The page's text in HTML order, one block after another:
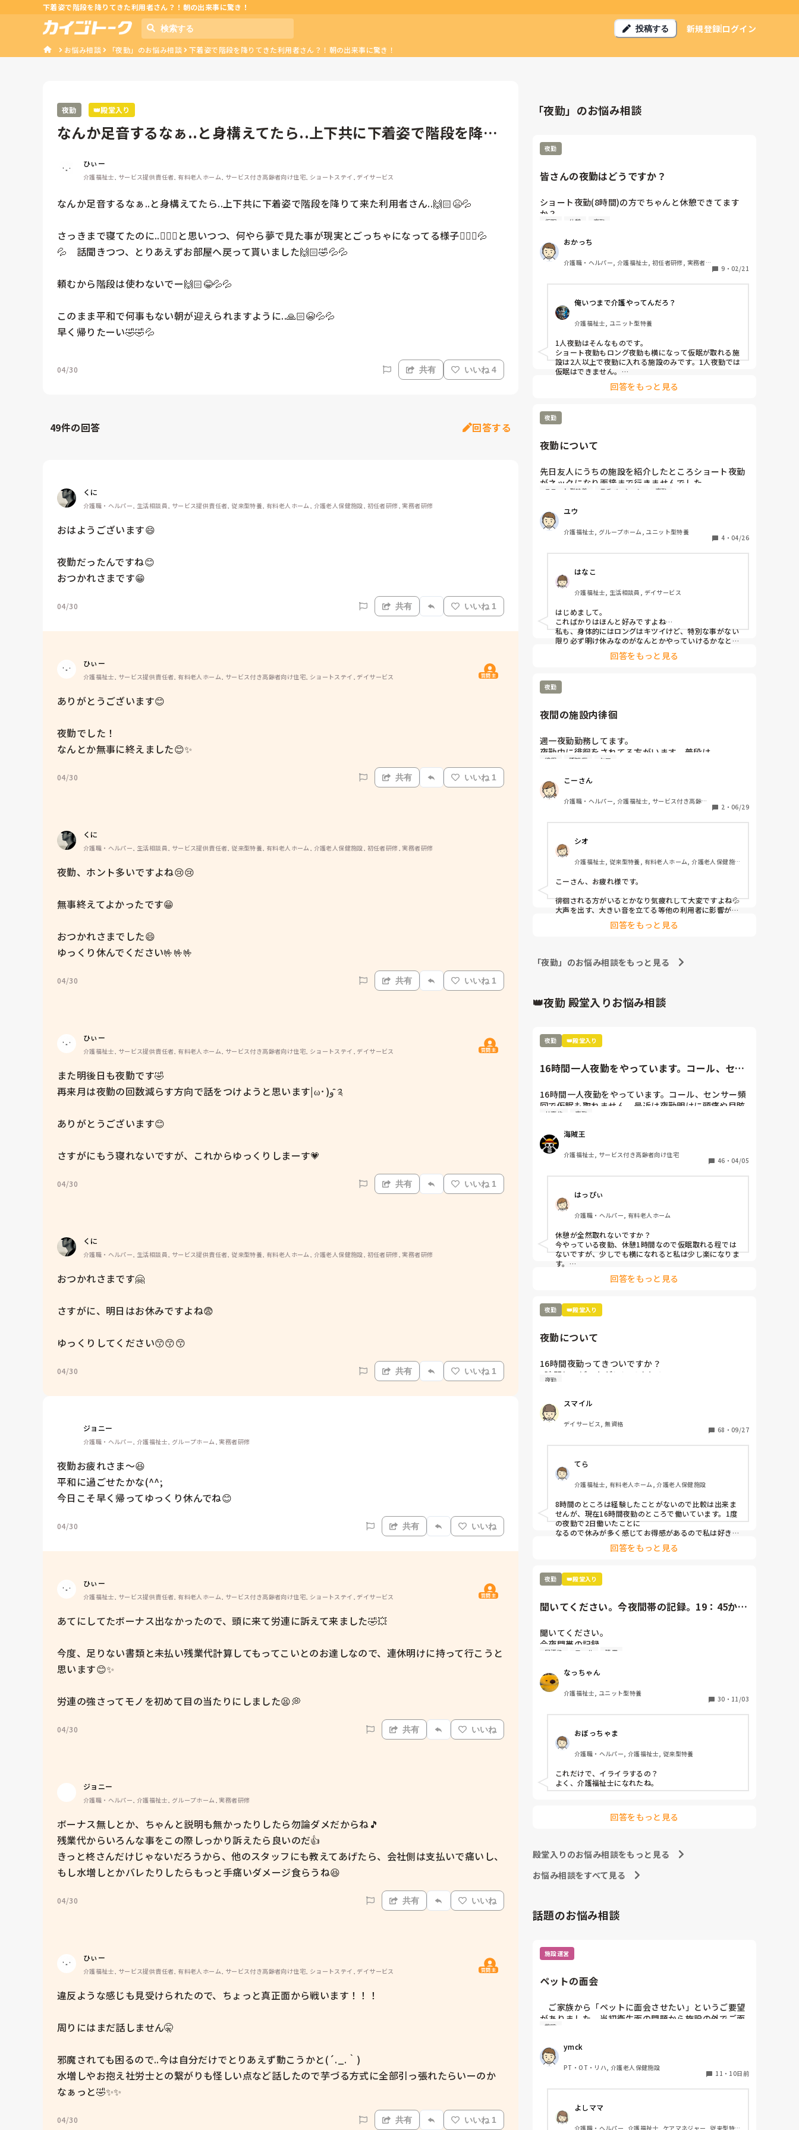
下着姿で階段を降りてきた利用者さん？！朝の出来事に驚き！
投稿する 新規登録ログイン
お悩み相談 「夜勤」のお悩み相談 下着姿で階段を降りてきた利用者さん？！朝の出来事に驚き！
夜勤 👑殿堂入り
なんか足音するなぁ..と身構えてたら..上下共に下着姿で階段を降り
ひぃー
介護福祉士, サービス提供責任者, 有料老人ホーム, サービス付き高齢者向け住宅, ショートステイ, デイサービス
なんか足音するなぁ..と身構えてたら..上下共に下着姿で階段を降りて来た利用者さん..🙌🏻😫💦
さっきまで寝てたのに..🤦🏻‍♀️と思いつつ、何やら夢で見た事が現実とごっちゃになってる様子🤷🏻‍♀️💦
💦　話聞きつつ、とりあえずお部屋へ戻って貰いました🙌🏻🤣💦💦
頼むから階段は使わないでー🙌🏻😂💦💦
このまま平和で何事もない朝が迎えられますように..🙏🏻😭💦💦
早く帰りたーい🤣🤣💦
04/30 共有 いいね 4
49件の回答 回答する
くに
介護職・ヘルパー, 生活相談員, サービス提供責任者, 従来型特養, 有料老人ホーム, 介護老人保健施設, 初任者研修, 実務者研修
おはようございます😄
夜勤だったんですね😊
おつかれさまです😁
04/30 共有 いいね 1
ひぃー
介護福祉士, サービス提供責任者, 有料老人ホーム, サービス付き高齢者向け住宅, ショートステイ, デイサービス 質問主
ありがとうございます😊
夜勤でした！
なんとか無事に終えました😊✨
04/30 共有 いいね 1
くに
介護職・ヘルパー, 生活相談員, サービス提供責任者, 従来型特養, 有料老人ホーム, 介護老人保健施設, 初任者研修, 実務者研修
夜勤、ホント多いですよね😢😢
無事終えてよかったです😁
おつかれさまでした😄
ゆっくり休んでください🤟🤟🤟
04/30 共有 いいね 1
ひぃー
介護福祉士, サービス提供責任者, 有料老人ホーム, サービス付き高齢者向け住宅, ショートステイ, デイサービス 質問主
また明後日も夜勤です🤣
再来月は夜勤の回数減らす方向で話をつけようと思います|ω･)و ̑̑༉
ありがとうございます😊
さすがにもう寝れないですが、これからゆっくりしまーす💗
04/30 共有 いいね 1
くに
介護職・ヘルパー, 生活相談員, サービス提供責任者, 従来型特養, 有料老人ホーム, 介護老人保健施設, 初任者研修, 実務者研修
おつかれさまです🤗
さすがに、明日はお休みですよね😨
ゆっくりしてください😙😙😙
04/30 共有 いいね 1
ジョニー
介護職・ヘルパー, 介護福祉士, グループホーム, 実務者研修
夜勤お疲れさま～😆
平和に過ごせたかな(^^;
今日こそ早く帰ってゆっくり休んでね😊
04/30 共有 いいね
ひぃー
介護福祉士, サービス提供責任者, 有料老人ホーム, サービス付き高齢者向け住宅, ショートステイ, デイサービス 質問主
あてにしてたボーナス出なかったので、頭に来て労連に訴えて来ました🤣💥
今度、足りない書類と未払い残業代計算してもってこいとのお達しなので、連休明けに持って行こうと
思います😊✨
労連の強さってモノを初めて目の当たりにしました😫💭
04/30 共有 いいね
ジョニー
介護職・ヘルパー, 介護福祉士, グループホーム, 実務者研修
ボーナス無しとか、ちゃんと説明も無かったりしたら勿論ダメだからね🎵
残業代からいろんな事をこの際しっかり訴えたら良いのだ👍
きっと柊さんだけじゃないだろうから、他のスタッフにも教えてあげたら、会社側は支払いで痛いし、
もし水増しとかバレたりしたらもっと手痛いダメージ食らうね😆
04/30 共有 いいね
ひぃー
介護福祉士, サービス提供責任者, 有料老人ホーム, サービス付き高齢者向け住宅, ショートステイ, デイサービス 質問主
違反ような感じも見受けられたので、ちょっと真正面から戦います！！！
周りにはまだ話しません🤫
邪魔されても困るので..今は自分だけでとりあえず動こうかと(´._.｀)
水増しやお抱え社労士との繋がりも怪しい点など話したので芋づる方式に全部引っ張れたらいーのか
なぁっと🤣✨✨
04/30 共有 いいね 1
「夜勤」のお悩み相談
夜勤
皆さんの夜勤はどうですか？
ショート夜勤(8時間)の方でちゃんと休憩できてます
か？
うちの施設は夜10時から朝8時までの夜勤で、書面上
りしながらの休憩。しっかり仮眠など身体を休めたい
ものです。
やっぱりショート夜勤は、これが普通ですか？
仮眠 休憩 夜勤
おかっち
介護職・ヘルパー, 介護福祉士, 初任者研修, 実務者研
9 ・ 02/21
俺いつまで介護やってんだろ？
介護福祉士, ユニット型特養
1人夜勤はそんなものです。
ショート夜勤もロング夜勤も横になって仮眠が取れる施
設は2人以上で夜勤に入れる施設のみです。1人夜勤では
仮眠はできません。
うちはユニット型ですがロング夜勤です。16時～翌朝9
時までですが、1人夜勤の為、休憩はありません。利用
ません。
回答をもっと見る
夜勤
夜勤について
先日友人にうちの施設を紹介したところショート夜勤
がネックになり面接まで行きませんでした。
ロング夜勤に慣れてる人からしたらショート夜勤の明
ユニット型特養 モチベーション 夜勤
ユウ
介護福祉士, グループホーム, ユニット型特養
4 ・ 04/26
はなこ
介護福祉士, 生活相談員, デイサービス
はじめまして。
こればかりはほんと好みですよね…
私も、身体的にはロングはキツイけど、特別な事がない
限り必ず明け休みなのがなんとかやっていけるかなと思
うところだったり。体調も調整しやすいですし。
ショートだと公休になるし、あと入りの日夜に動くのが
回答をもっと見る
夜勤
夜間の施設内徘徊
週一夜勤勤務してます。
夜勤中に徘徊をされてる方がいます。普段は
声かけ居室への誘導しますが、夜間ずっと出たり入っ
※ADLはしっかりとされてますが認知症の方です。
都度気にして、様子観察しかできなくて、様子等は報
告等しますが、夜間帯のその場でのご対応で工夫され
よろしくお願いいたします。
徘徊 認知症 ケア
こーさん
介護職・ヘルパー, 介護福祉士, サービス付き高齢者
2 ・ 06/29
シオ
介護福祉士, 従来型特養, 有料老人ホーム, 介護老人保健施
支援施設, 小規模多機能型居宅介護
こーさん、お疲れ様です。
徘徊される方がいるとかなり気疲れして大変ですよね💦
大声を出す、大きい音を立てる等他の利用者に影響がな
ければ基本見守りをしていました。
温かいお茶を出したりするのであれば蛍光灯で明るい詰
てしまったりされている事も多いように思います。
日勤帯は報告、連携をして昼間起きていてもらう工夫も
回答をもっと見る
「夜勤」のお悩み相談をもっと見る
👑夜勤 殿堂入りお悩み相談
夜勤 👑殿堂入り
16時間一人夜勤をやっています。コール、セン
16時間一人夜勤をやっています。コール、センサー頻
回で仮眠も取れません。最近は夜勤明けに頭痛や目眩
がしてしんどいです(--;)
皆さんの施設では夜勤は休憩ありますか？？
サ高住 夜勤
海賊王
介護福祉士, サービス付き高齢者向け住宅
46 ・ 04/05
はっぴぃ
介護職・ヘルパー, 有料老人ホーム
休憩が全然取れないですか？
今やっている夜勤、休憩1時間なので仮眠取れる程では
ないですが、少しでも横になれると私は少し楽になりま
す。
頭痛、目眩きついですね~
頭痛防止に水分多目に摂り、血の巡りが良くなる健康食
明け方にパクッと食べれる軽食があると私は少し楽にな
ります。
回答をもっと見る
夜勤 👑殿堂入り
夜勤について
16時間夜勤ってきついですか？
8時間と、どっちがいいですか？
夜勤
スマイル
デイサービス, 無資格
68 ・ 09/27
てら
介護福祉士, 有料老人ホーム, 介護老人保健施設
8時間のところは経験したことがないので比較は出来ま
せんが、現在16時間夜勤のところで働いています。1度
の夜勤で2日働いたことに
なるので休みが多く感じてお得感があるので私は好きで
とかやれてます。
回答をもっと見る
夜勤 👑殿堂入り
聞いてください。今夜間帯の記録。19：45から
聞いてください。
今夜間帯の記録。
19：45からコール頻回。オムツ外し始まる。21時ズ
ズボン脱いでるオムツ外し。23:30オムツカバー顔の
横。パットは手すり。ズボンは履いている。リネンは
尿汚染。パジャマはビショビショ。リネン、パジャマ
更衣、オムツ新しいのをする。眠れない様子なので、
ムツ当て直し。臥床させる。
もううんざり。明日は残業頼まれているからホントや
めてほしい。これ打ってたら、イライラ少し解消しま
した。ありがとうございました😊
尿汚染 コール 残業
なっちゃん
介護福祉士, ユニット型特養
30 ・ 11/03
おぼっちゃま
介護職・ヘルパー, 介護福祉士, 従来型特養
これだけで、イライラするの？
よく、介護福祉士になれたね。
回答をもっと見る
殿堂入りのお悩み相談をもっと見る
お悩み相談をすべて見る
話題のお悩み相談
施設運営
ペットの面会
ご家族から「ペットに面会させたい」というご要望
がありました。当初衛生面の問題から施設の外でご面
会いただいたのですが、段々と状態がかわりお看取り
もいかず、ビデオ通話でお願いしました。
ご本人にとっても大切なご家族かと思いますし、心
情的にはご対応したいのですが…。何か私共と別の方
法で対応されたケースやアイデアがあればお教え願い
施設
ymck
PT・OT・リハ, 介護老人保健施設
11 ・ 10日前
よしママ
介護職・ヘルパー, 介護福祉士, ケアマネジャー, 従来型特